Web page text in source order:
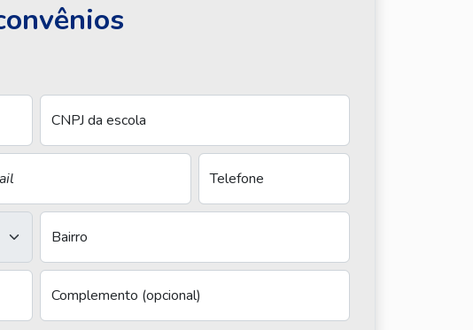
CNPJ da escola
Telefone
Bairro
Complemento (opcional)